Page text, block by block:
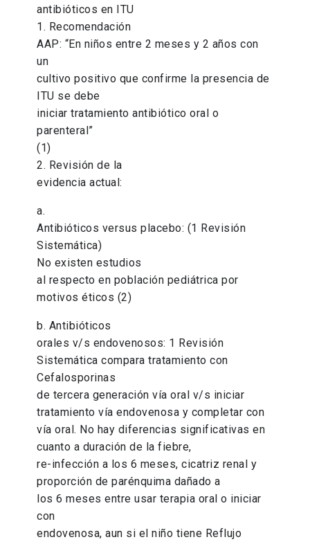
antibióticos en ITU
1. Recomendación
AAP: “En niños entre 2 meses y 2 años con
un
cultivo positivo que confirme la presencia de
ITU se debe
iniciar tratamiento antibiótico oral o
parenteral”
(1)
2. Revisión de la
evidencia actual:
a.
Antibióticos versus placebo: (1 Revisión
Sistemática)
No existen estudios
al respecto en población pediátrica por
motivos éticos (2)
b. Antibióticos
orales v/s endovenosos: 1 Revisión
Sistemática compara tratamiento con
Cefalosporinas
de tercera generación vía oral v/s iniciar
tratamiento vía endovenosa y completar con
vía oral. No hay diferencias significativas en
cuanto a duración de la fiebre,
re-infección a los 6 meses, cicatriz renal y
proporción de parénquima dañado a
los 6 meses entre usar terapia oral o iniciar
con
endovenosa, aun si el niño tiene Reflujo